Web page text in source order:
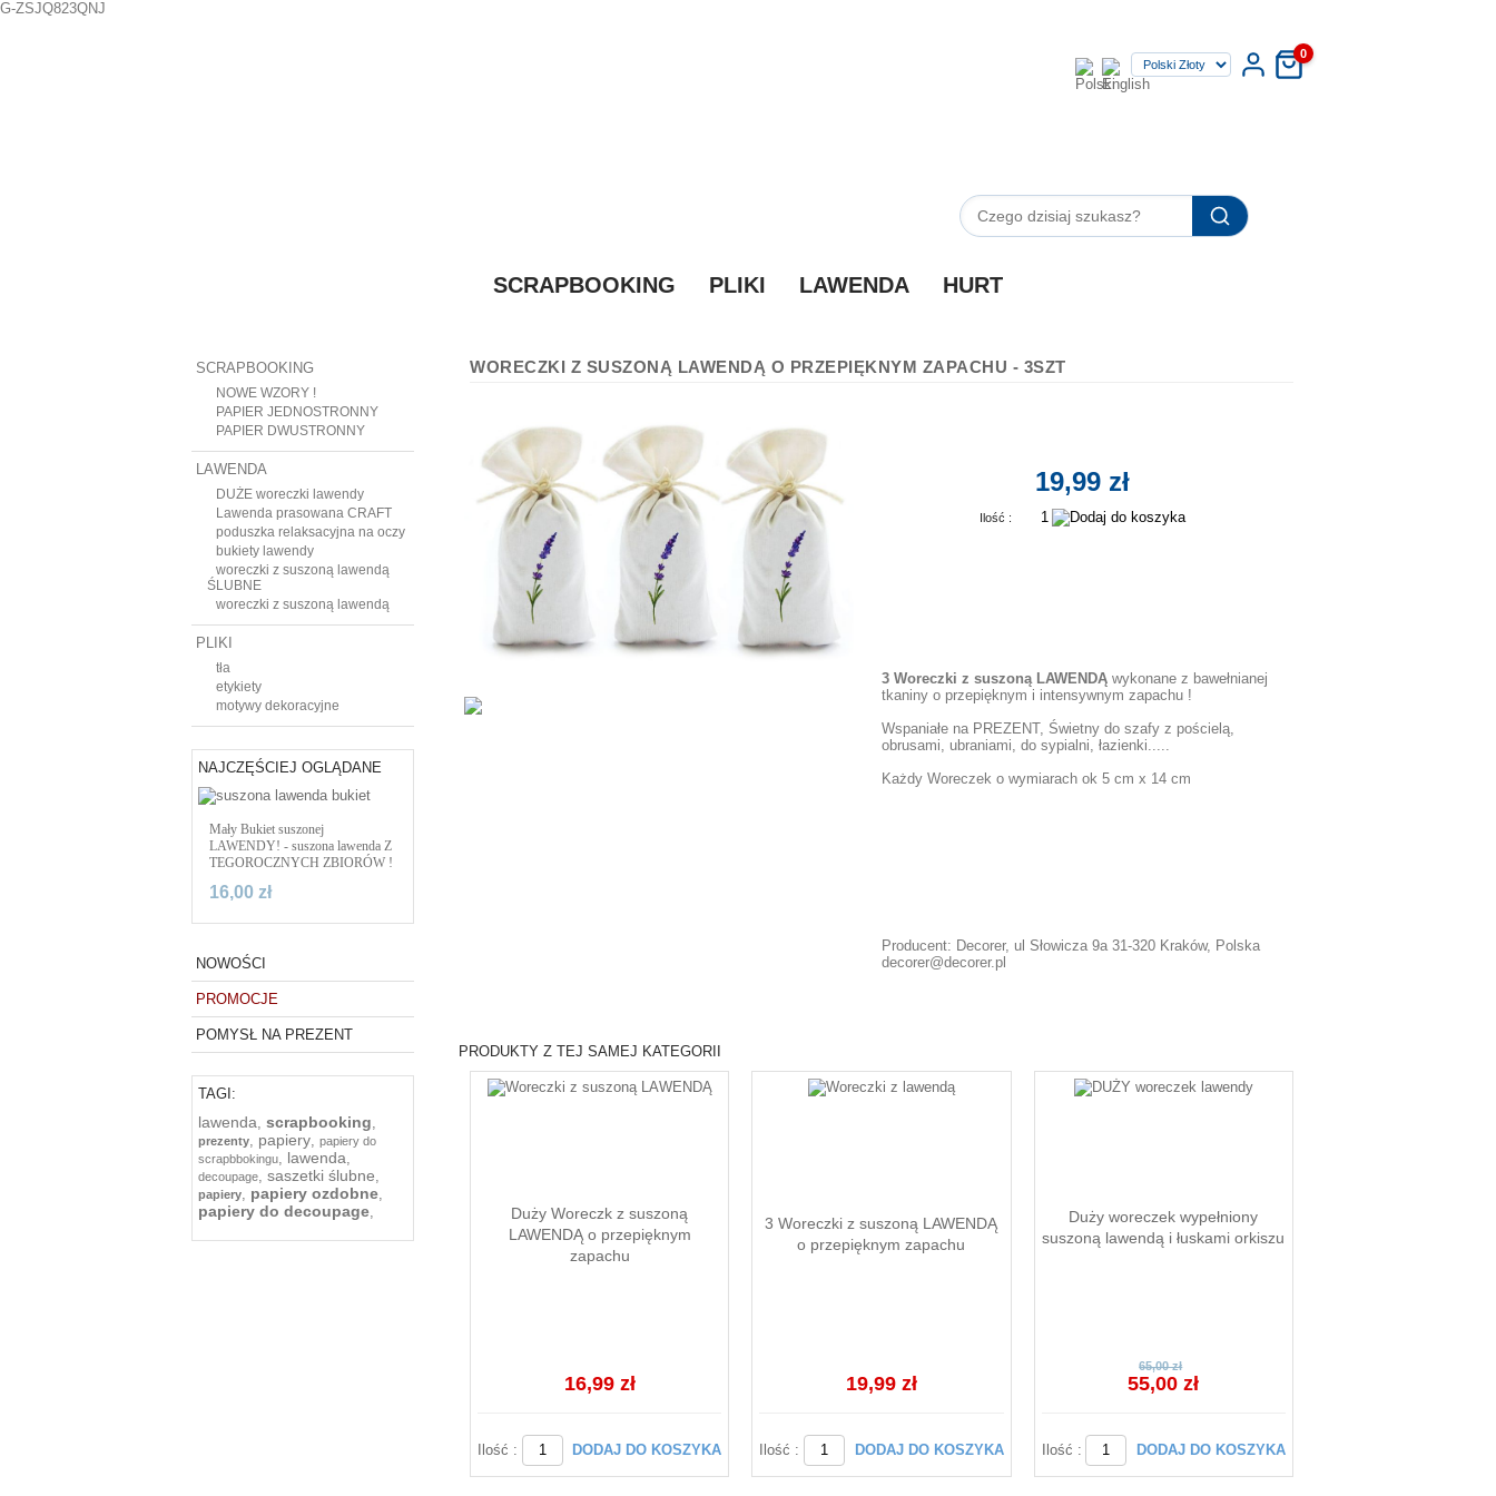
G-ZSJQ823QNJ
0
SCRAPBOOKING PLIKI LAWENDA HURT
SCRAPBOOKING
NOWE WZORY !
PAPIER JEDNOSTRONNY
PAPIER DWUSTRONNY
LAWENDA
DUŻE woreczki lawendy
Lawenda prasowana CRAFT
poduszka relaksacyjna na oczy
bukiety lawendy
woreczki z suszoną lawendą
ŚLUBNE
woreczki z suszoną lawendą
PLIKI
tła
etykiety
motywy dekoracyjne
NAJCZĘŚCIEJ OGLĄDANE
Mały Bukiet suszonej
LAWENDY! - suszona lawenda Z
TEGOROCZNYCH ZBIORÓW !
16,00 zł
NOWOŚCI
PROMOCJE
POMYSŁ NA PREZENT
TAGI:
lawenda, scrapbooking,
prezenty, papiery, papiery do
scrapbbokingu, lawenda,
decoupage, saszetki ślubne,
papiery, papiery ozdobne,
papiery do decoupage,
WORECZKI Z SUSZONĄ LAWENDĄ O PRZEPIĘKNYM ZAPACHU - 3SZT
19,99 zł
Ilość :
3 Woreczki z suszoną LAWENDĄ wykonane z bawełnianej
tkaniny o przepięknym i intensywnym zapachu !
Wspaniałe na PREZENT, Świetny do szafy z pościelą,
obrusami, ubraniami, do sypialni, łazienki.....
Każdy Woreczek o wymiarach ok 5 cm x 14 cm
Producent: Decorer, ul Słowicza 9a 31-320 Kraków, Polska
decorer@decorer.pl
PRODUKTY Z TEJ SAMEJ KATEGORII
Duży Woreczk z suszoną
LAWENDĄ o przepięknym
zapachu
16,99 zł
Ilość : DODAJ DO KOSZYKA
3 Woreczki z suszoną LAWENDĄ
o przepięknym zapachu
19,99 zł
Ilość : DODAJ DO KOSZYKA
Duży woreczek wypełniony
suszoną lawendą i łuskami orkiszu
65,00 zł
55,00 zł
Ilość : DODAJ DO KOSZYKA